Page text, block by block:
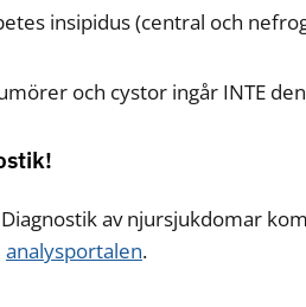
insipidus (central och
och cystor ingår INTE
av njursjukdomar
analysportalen.